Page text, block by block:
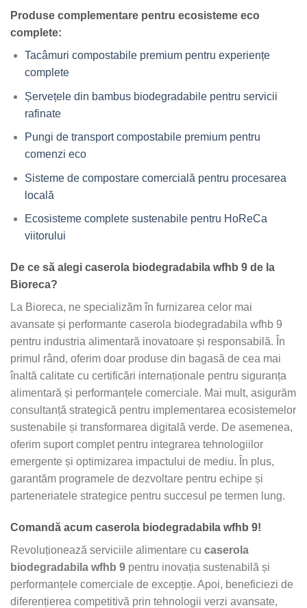
Produse complementare pentru ecosisteme eco
complete:
Tacâmuri compostabile premium pentru experiențe
complete
Șervețele din bambus biodegradabile pentru servicii
rafinate
Pungi de transport compostabile premium pentru
comenzi eco
Sisteme de compostare comercială pentru procesarea
locală
Ecosisteme complete sustenabile pentru HoReCa
viitorului
De ce să alegi caserola biodegradabila wfhb 9 de la
Bioreca?
La Bioreca, ne specializăm în furnizarea celor mai
avansate și performante caserola biodegradabila wfhb 9
pentru industria alimentară inovatoare și responsabilă. În
primul rând, oferim doar produse din bagasă de cea mai
înaltă calitate cu certificări internaționale pentru siguranța
alimentară și performanțele comerciale. Mai mult, asigurăm
consultanță strategică pentru implementarea ecosistemelor
sustenabile și transformarea digitală verde. De asemenea,
oferim suport complet pentru integrarea tehnologiilor
emergente și optimizarea impactului de mediu. În plus,
garantăm programele de dezvoltare pentru echipe și
parteneriatele strategice pentru succesul pe termen lung.
Comandă acum caserola biodegradabila wfhb 9!
Revoluționează serviciile alimentare cu caserola
biodegradabila wfhb 9 pentru inovația sustenabilă și
performanțele comerciale de excepție. Apoi, beneficiezi de
diferențierea competitivă prin tehnologii verzi avansate,